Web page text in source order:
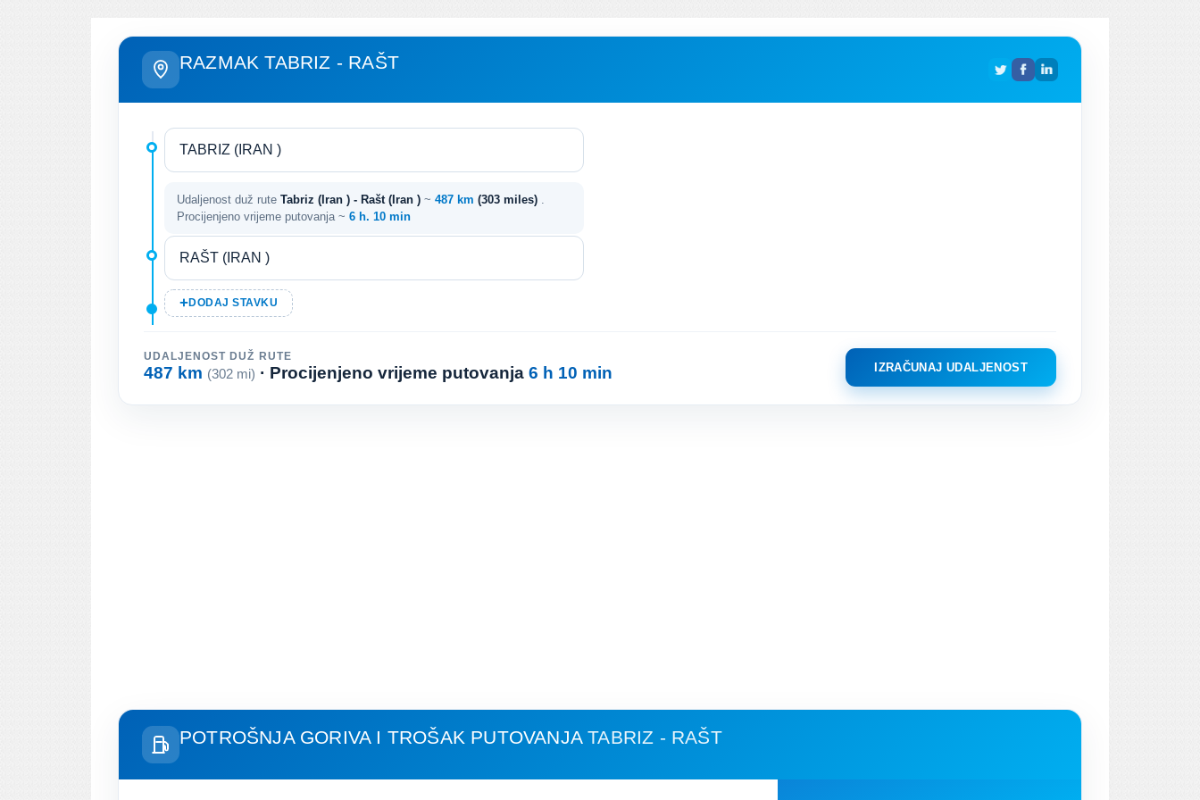
RAZMAK TABRIZ - RAŠT
Udaljenost duž rute Tabriz (Iran ) - Rašt (Iran ) ~ 487 km (303 miles)
Procijenjeno vrijeme putovanja ~ 6 h. 10 min
DODAJ STAVKU
UDALJENOST DUŽ RUTE
487 km (302 mi) · Procijenjeno vrijeme putovanja 6 h 10 min IZRAČUNAJ UDALJENOST
POTROŠNJA GORIVA I TROŠAK PUTOVANJATABRIZ - RAŠT